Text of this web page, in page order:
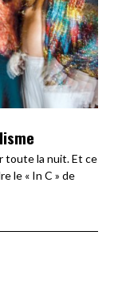
toute la nuit. Et ce
le « In C » de